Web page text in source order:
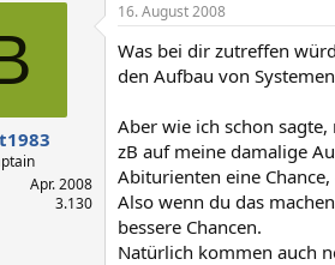
Apr. 2008
3.130
16. August 2008
Was bei dir zutreffen
den Aufbau von
Aber wie ich schon
zB auf meine damalige
Abiturienten eine
Also wenn du das
bessere Chancen.
Natürlich kommen auch